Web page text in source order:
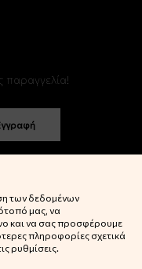
παραγγελία!
reserved.
των δεδομένων
μας, να
και να σας προσφέρουμε
πληροφορίες σχετικά
ρυθμίσεις.